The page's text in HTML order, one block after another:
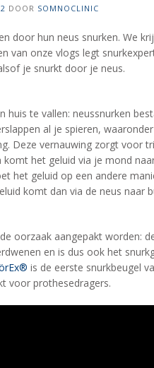
DOOR SOMNOCLINIC
door hun neus snurken. We
van onze vlogs legt
je snurkt door je neus.
huis te vallen: neussnurken
al je spieren,
Deze vernauwing zorgt voor
het geluid via je mond
het geluid op een andere
komt dan via de neus
oorzaak aangepakt worden:
en is dus ook het
is de eerste snurkbeugel
voor prothesedragers.